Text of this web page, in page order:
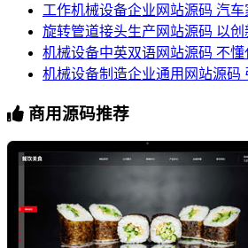
工作机械设备企业网站源码 汽车
旋转管道接头生产网站源码 以
机械设备中英双语网站源码 不
机械设备制造企业通用网站源码
商用源码推荐